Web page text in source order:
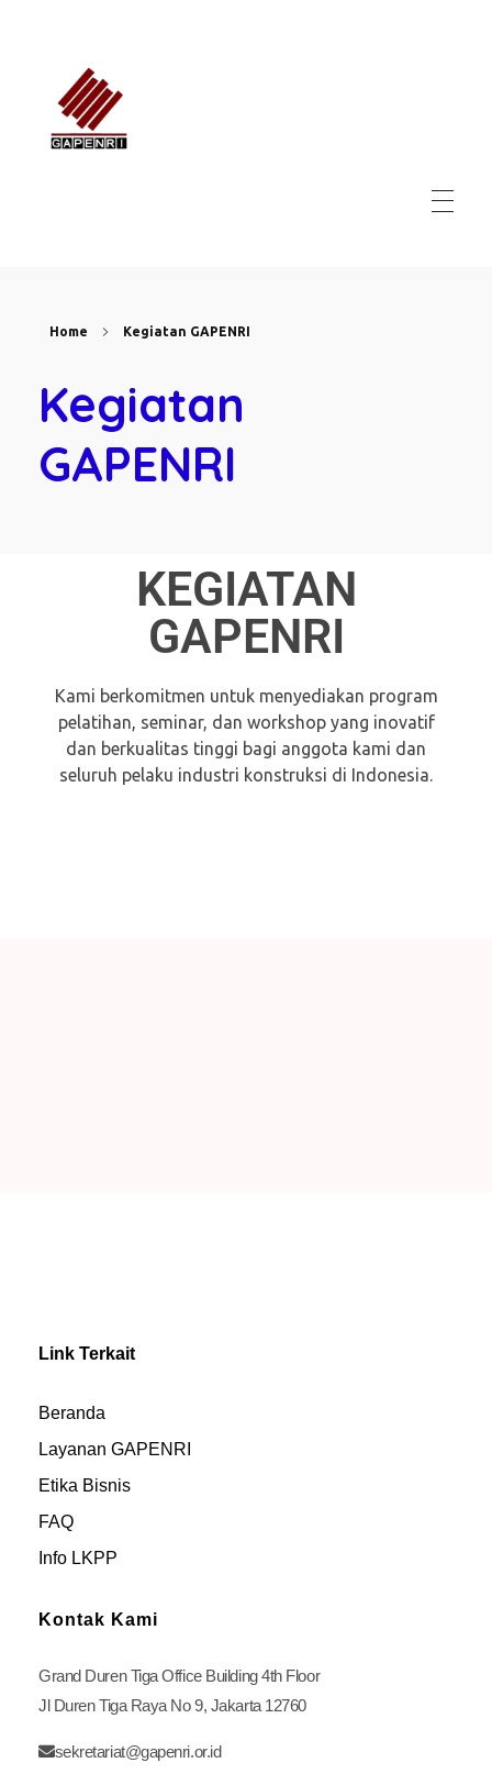
Home Kegiatan GAPENRI
Kegiatan
GAPENRI
KEGIATAN
GAPENRI
Kami berkomitmen untuk menyediakan program
pelatihan, seminar, dan workshop yang inovatif
dan berkualitas tinggi bagi anggota kami dan
seluruh pelaku industri konstruksi di Indonesia.
Link Terkait
Beranda
Layanan GAPENRI
Etika Bisnis
FAQ
Info LKPP
Kontak Kami
Grand Duren Tiga Office Building 4th Floor
Jl Duren Tiga Raya No 9, Jakarta 12760
sekretariat@gapenri.or.id